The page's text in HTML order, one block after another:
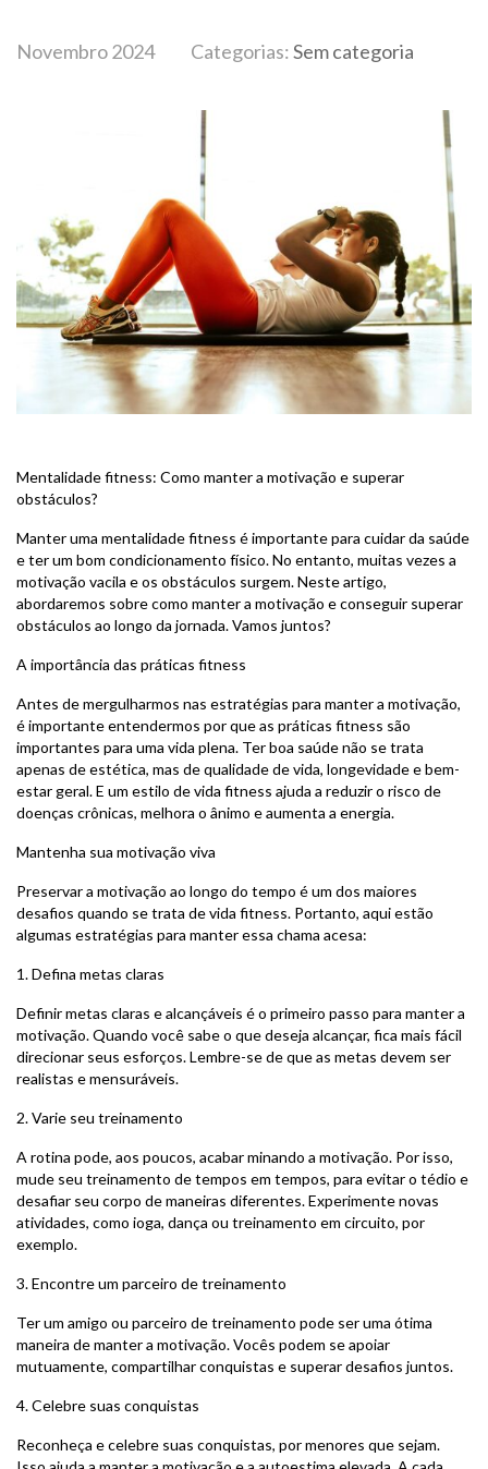
Novembro 2024 Categorias:Sem categoria
Mentalidade fitness: Como manter a motivação e superar
obstáculos?
Manter uma mentalidade fitness é importante para cuidar da saúde
e ter um bom condicionamento físico. No entanto, muitas vezes a
motivação vacila e os obstáculos surgem. Neste artigo,
abordaremos sobre como manter a motivação e conseguir superar
obstáculos ao longo da jornada. Vamos juntos?
A importância das práticas fitness
Antes de mergulharmos nas estratégias para manter a motivação,
é importante entendermos por que as práticas fitness são
importantes para uma vida plena. Ter boa saúde não se trata
apenas de estética, mas de qualidade de vida, longevidade e bem-
estar geral. E um estilo de vida fitness ajuda a reduzir o risco de
doenças crônicas, melhora o ânimo e aumenta a energia.
Mantenha sua motivação viva
Preservar a motivação ao longo do tempo é um dos maiores
desafios quando se trata de vida fitness. Portanto, aqui estão
algumas estratégias para manter essa chama acesa:
1. Defina metas claras
Definir metas claras e alcançáveis é o primeiro passo para manter a
motivação. Quando você sabe o que deseja alcançar, fica mais fácil
direcionar seus esforços. Lembre-se de que as metas devem ser
realistas e mensuráveis.
2. Varie seu treinamento
A rotina pode, aos poucos, acabar minando a motivação. Por isso,
mude seu treinamento de tempos em tempos, para evitar o tédio e
desafiar seu corpo de maneiras diferentes. Experimente novas
atividades, como ioga, dança ou treinamento em circuito, por
exemplo.
3. Encontre um parceiro de treinamento
Ter um amigo ou parceiro de treinamento pode ser uma ótima
maneira de manter a motivação. Vocês podem se apoiar
mutuamente, compartilhar conquistas e superar desafios juntos.
4. Celebre suas conquistas
Reconheça e celebre suas conquistas, por menores que sejam.